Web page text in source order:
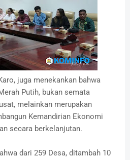
juga menekankan bahwa
Putih, bukan semata
melainkan merupakan
Kemandirian Ekonomi
secara berkelanjutan.
dari 259 Desa, ditambah 10